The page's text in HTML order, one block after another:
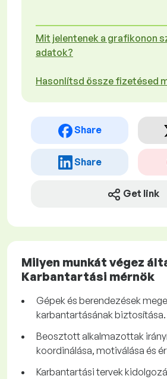
Mit jelentenek a grafikonon
adatok?
Hasonlítsd össze fizetésed
Share
Share
Get link
Milyen munkát végez
Karbantartási mérnök
Gépek és berendezések
karbantartásának biztosítása.
Beosztott alkalmazottak
koordinálása, motiválása és
Karbantartási tervek